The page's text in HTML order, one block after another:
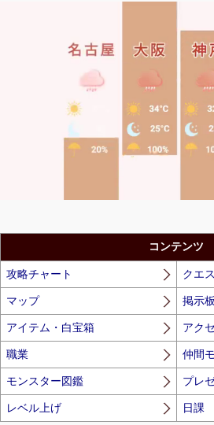
コンテンツ
攻略チャート クエ
マップ 掲示板
アイテム・白宝箱 アク
職業 仲間
モンスター図鑑 プレ
レベル上げ 日課